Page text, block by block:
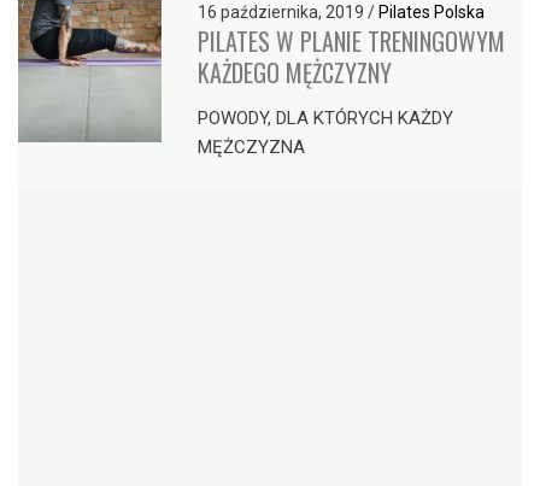
16 października, 2019/ Pilates Polska
PILATES W PLANIE TRENINGOWYM
KAŻDEGO MĘŻCZYZNY
POWODY, DLA KTÓRYCH KAŻDY
MĘŻCZYZNA